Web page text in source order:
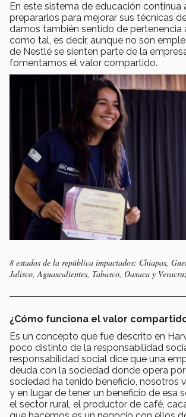
En este sistema de educación continua
prepararlos para mejorar sus técnicas
damos también sentido de pertenencia
como tal, es decir, aunque no son
de Nestlé se sienten parte de la
fomentamos el valor compartido.
8 estados de la república impactados: Chiapas,
Jalisco, Aguascalientes, Tabasco, Oaxaca y
¿Cómo funciona el valor
Es un concepto que fue descrito en
poco distinto de la responsabilidad
responsabilidad social dice que una
deuda con la sociedad donde opera
sociedad ha tenido beneficio, nosotros
y en lugar de tener un beneficio de esa
el sector rural, el productor de café,